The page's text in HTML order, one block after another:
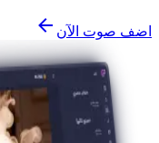
اضف صوت الآن